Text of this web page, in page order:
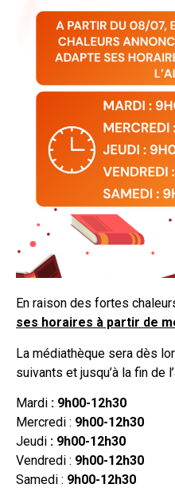
En raison des fortes
ses horaires à partir de
La médiathèque sera dès
suivants et jusqu’à la fin de
Mardi : 9h00-12h30
Mercredi : 9h00-12h30
Jeudi : 9h00-12h30
Vendredi : 9h00-12h30
Samedi : 9h00-12h30